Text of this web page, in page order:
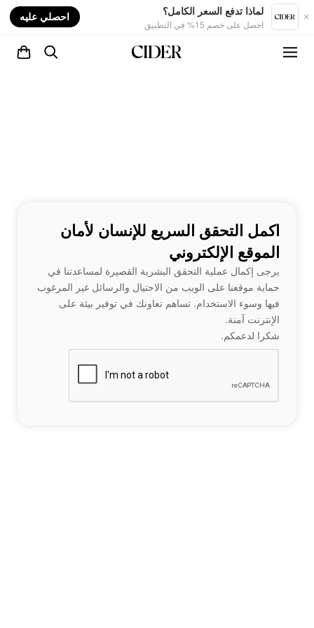
لماذا تدفع السعر الكامل؟
احصل على خصم 15% في التطبيق
احصلي عليه
اكمل التحقق السريع للإنسان لأمان
الموقع الإلكتروني
يرجى إكمال عملية التحقق البشرية القصيرة لمساعدتنا في
حماية موقعنا على الويب من الاحتيال والرسائل غير المرغوب
فيها وسوء الاستخدام. تساهم تعاونك في توفير بيئة على
الإنترنت آمنة.
شكرا لدعمكم.